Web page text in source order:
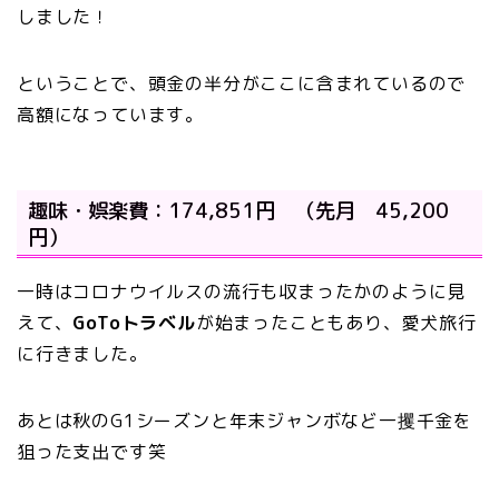
しました！
ということで、頭金の半分がここに含まれているので
高額になっています。
趣味・娯楽費：174,851円 （先月 45,200
円）
一時はコロナウイルスの流行も収まったかのように見
えて、 GoToトラベルが始まったこともあり、愛犬旅行
に行きました。
あとは秋のG1シーズンと年末ジャンボなど一攫千金を
狙った支出です笑